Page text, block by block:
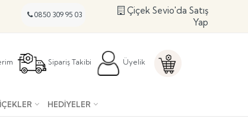
0850 309 95 03
Çiçek Sevio'da Satış
Yap
Sipariş Takibi Üyelik
HEDIYELER